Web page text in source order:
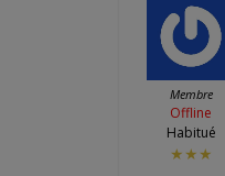
Membre
Offline
Habitué
★★★